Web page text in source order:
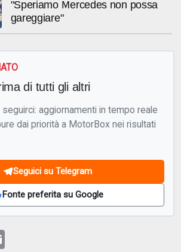
"Speriamo Mercedes non possa
gareggiare"
di tutti gli altri
aggiornamenti in tempo reale
dai priorità a MotorBox nei risultati
Seguici su Telegram
Fonte preferita su Google